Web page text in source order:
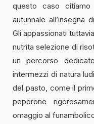
questo caso citiamo
autunnale all’insegna
Gli appassionati
nutrita selezione di
un percorso
intermezzi di natura
del pasto, come il
peperone
omaggio al